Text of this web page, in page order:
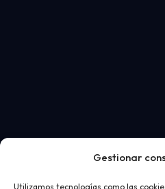
Gestionar
Utilizamos tecnologías como las